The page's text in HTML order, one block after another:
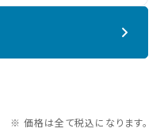
※ 価格は全て税込になります。